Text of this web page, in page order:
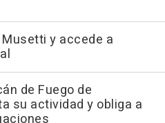
y accede a
de Fuego de
su actividad y obliga a